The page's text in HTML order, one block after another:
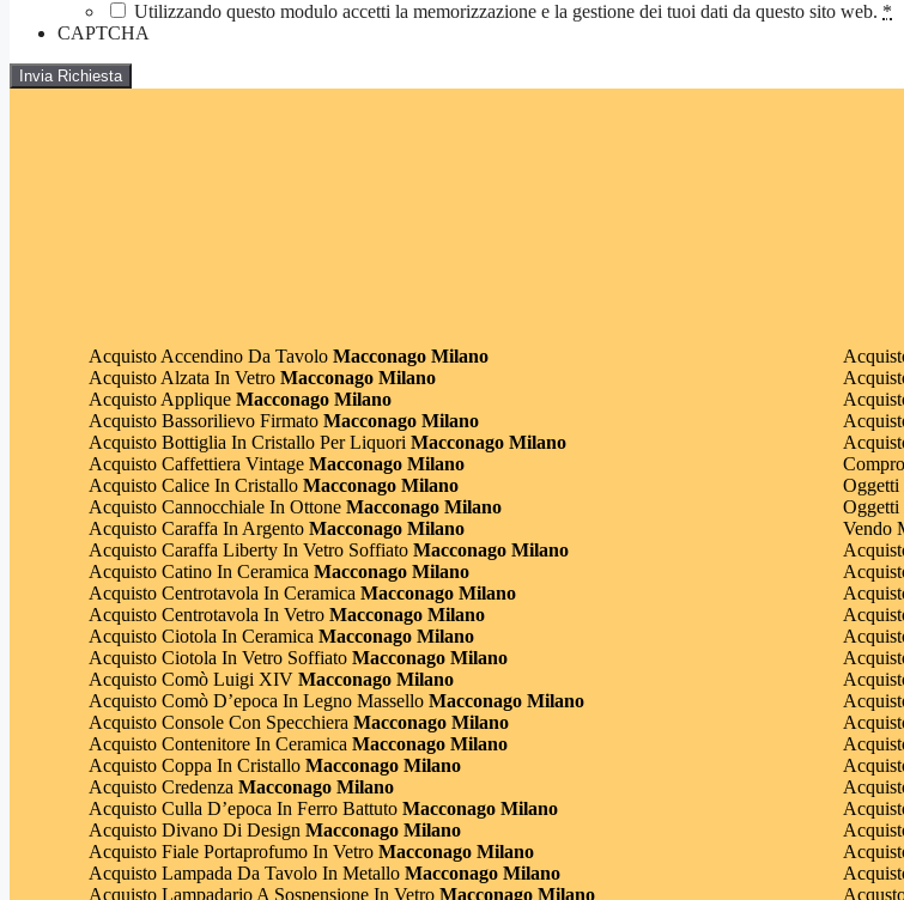
Utilizzando questo modulo accetti la memorizzazione e la gestione dei tuoi dati da questo sito web. *
CAPTCHA
Acquisto Accendino Da Tavolo Macconago Milano
Acquisto Alzata In Vetro Macconago Milano
Acquisto Applique Macconago Milano
Acquisto Bassorilievo Firmato Macconago Milano
Acquisto Bottiglia In Cristallo Per Liquori Macconago Milano
Acquisto Caffettiera Vintage Macconago Milano
Acquisto Calice In Cristallo Macconago Milano
Acquisto Cannocchiale In Ottone Macconago Milano
Acquisto Caraffa In Argento Macconago Milano
Acquisto Caraffa Liberty In Vetro Soffiato Macconago Milano
Acquisto Catino In Ceramica Macconago Milano
Acquisto Centrotavola In Ceramica Macconago Milano
Acquisto Centrotavola In Vetro Macconago Milano
Acquisto Ciotola In Ceramica Macconago Milano
Acquisto Ciotola In Vetro Soffiato Macconago Milano
Acquisto Comò Luigi XIV Macconago Milano
Acquisto Comò D’epoca In Legno Massello Macconago Milano
Acquisto Console Con Specchiera Macconago Milano
Acquisto Contenitore In Ceramica Macconago Milano
Acquisto Coppa In Cristallo Macconago Milano
Acquisto Credenza Macconago Milano
Acquisto Culla D’epoca In Ferro Battuto Macconago Milano
Acquisto Divano Di Design Macconago Milano
Acquisto Fiale Portaprofumo In Vetro Macconago Milano
Acquisto Lampada Da Tavolo In Metallo Macconago Milano
Acquisto Lampadario A Sospensione In Vetro Macconago Milano
Oggetti
Oggetti
Vendo